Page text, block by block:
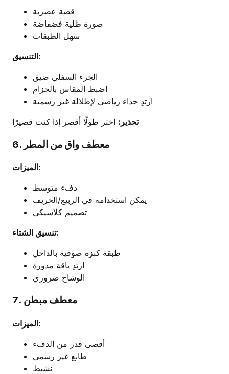
قصة عصرية
صورة ظلية فضفاضة
سهل الطبقات
التنسيق:
الجزء السفلي ضيق
اضبط المقاس بالحزام
ارتدِ حذاء رياضي لإطلالة غير رسمية
تحذير: اختر طولًا أقصر إذا كنت قصيرًا
6. معطف واق من المطر
الميزات:
دفء متوسط
يمكن استخدامه في الربيع/الخريف
تصميم كلاسيكي
تنسيق الشتاء:
طبقة كنزة صوفية بالداخل
ارتدِ ياقة مدورة
الوشاح ضروري
7. معطف مبطن
الميزات:
أقصى قدر من الدفء
طابع غير رسمي
نشيط